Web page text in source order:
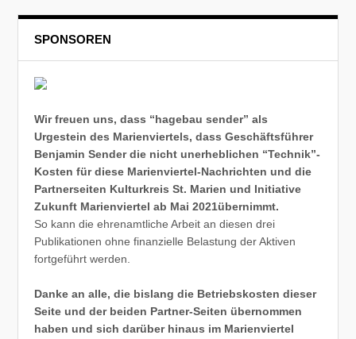
SPONSOREN
Wir freuen uns, dass “hagebau sender” als
Urgestein des Marienviertels, dass Geschäftsführer
Benjamin Sender die nicht unerheblichen “Technik”-
Kosten für diese Marienviertel-Nachrichten und die
Partnerseiten Kulturkreis St. Marien und Initiative
Zukunft Marienviertel ab Mai 2021übernimmt.
So kann die ehrenamtliche Arbeit an diesen drei
Publikationen ohne finanzielle Belastung der Aktiven
fortgeführt werden.
Danke an alle, die bislang die Betriebskosten dieser
Seite und der beiden Partner-Seiten übernommen
haben und sich darüber hinaus im Marienviertel